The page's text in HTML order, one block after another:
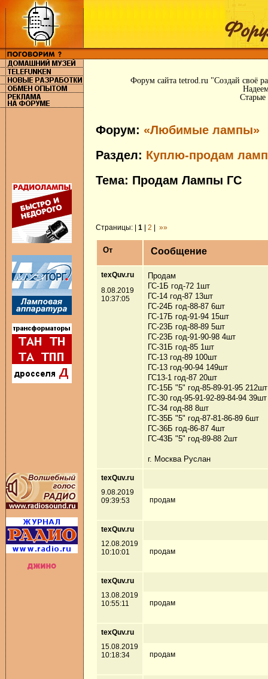
Форум сайта tetrod.ru "Создай своё
Старые
Форум: «Любимые лампы»
Раздел: Куплю-продам
Тема: Продам Лампы ГС
Страницы: | 1 2 »»
От Сообщение
texQuv.ru
8.08.2019
10:37:05
Продам
ГС-1Б год-72 1шт
ГС-14 год-87 13шт
ГС-24Б год-88-87 6шт
ГС-17Б год-91-94 15шт
ГС-23Б год-88-89 5шт
ГС-23Б год-91-90-98 4шт
ГС-31Б год-85 1шт
ГС-13 год-89 100шт
ГС-13 год-90-94 149шт
ГС13-1 год-87 20шт
ГС-15Б "5" год-85-89-91-95 212шт
ГС-30 год-95-91-92-89-84-94 39шт
ГС-34 год-88 8шт
ГС-35Б "5" год-87-81-86-89 6шт
ГС-36Б год-86-87 4шт
ГС-43Б "5" год-89-88 2шт
г. Москва Руслан
texQuv.ru
9.08.2019
09:39:53
продам
texQuv.ru
12.08.2019
10:10:01
продам
texQuv.ru
13.08.2019
10:55:11
продам
texQuv.ru
15.08.2019
10:18:34
продам